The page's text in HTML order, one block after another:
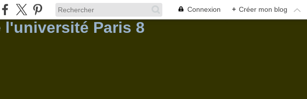
Connexion + Créer mon blog